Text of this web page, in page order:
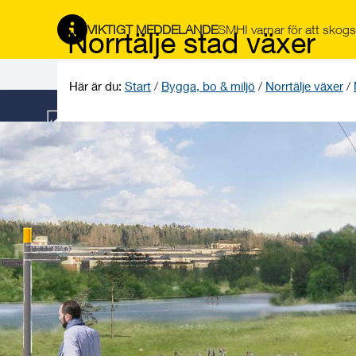
VIKTIGT MEDDELANDESMHI varnar för att
Norrtälje stad växer
Här är du: Start / Bygga, bo & miljö / Norrtälje växer /